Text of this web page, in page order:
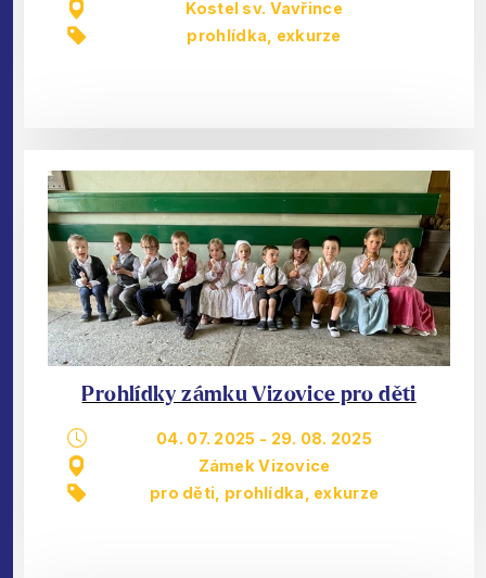
Kostel sv. Vavřince
prohlídka, exkurze
Prohlídky zámku Vizovice pro děti
04. 07. 2025 - 29. 08. 2025
Zámek Vizovice
pro děti prohlídka, exkurze